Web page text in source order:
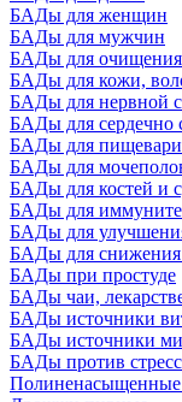
БАДы для женщин
БАДы для мужчин
БАДы для очищения
БАДы для кожи,
БАДы для нервной
БАДы для сердечно
БАДы для
БАДы для
БАДы для костей и
БАДы для
БАДы для
БАДы для снижения
БАДы при простуде
БАДы чаи,
БАДы источники
БАДы источники
БАДы против
Полиненасыщенные